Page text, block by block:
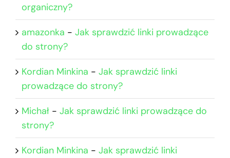
organiczny?
amazonka - Jak sprawdzić linki prowadzące
do strony?
Kordian Minkina - Jak sprawdzić linki
prowadzące do strony?
Michał - Jak sprawdzić linki prowadzące do
strony?
Kordian Minkina - Jak sprawdzić linki